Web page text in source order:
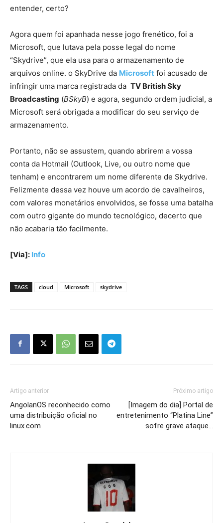
entender, certo?
Agora quem foi apanhada nesse jogo frenético, foi a
Microsoft, que lutava pela posse legal do nome
“Skydrive”, que ela usa para o armazenamento de
arquivos online. o SkyDrive da Microsoft foi acusado de
infringir uma marca registrada da TV British Sky
Broadcasting (BSkyB) e agora, segundo ordem judicial, a
Microsoft será obrigada a modificar do seu serviço de
armazenamento.
Portanto, não se assustem, quando abrirem a vossa
conta da Hotmail (Outlook, Live, ou outro nome que
tenham) e encontrarem um nome diferente de Skydrive.
Felizmente dessa vez houve um acordo de cavalheiros,
com valores monetários envolvidos, se fosse uma batalha
com outro gigante do mundo tecnológico, decerto que
não acabaria tão facilmente.
[Via]: Info
TAGS cloud Microsoft skydrive
Artigo anterior
AngolanOS reconhecido como
uma distribuição oficial no
linux.com
Próximo artigo
[Imagem do dia] Portal de
entretenimento “Platina Line”
sofre grave ataque…